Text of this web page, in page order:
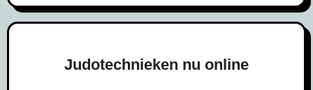
Judotechnieken nu online